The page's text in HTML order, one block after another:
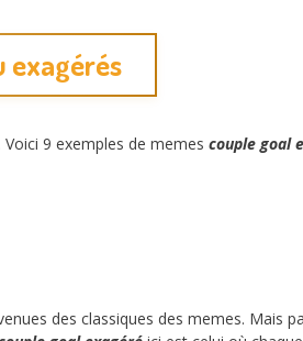
exagérés
9 exemples de memes couple goal
des classiques des memes. Mais